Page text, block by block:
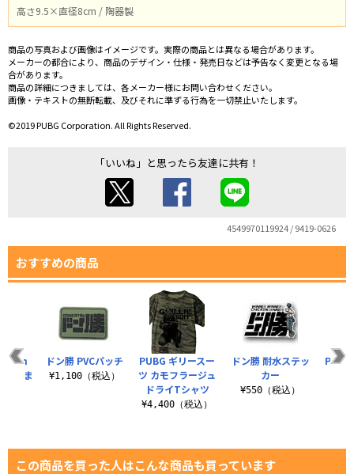
高さ9.5×直径8cm / 陶器製
商品の写真および画像はイメージです。実際の商品とは異なる場合があります。
メーカーの都合により、商品のデザイン・仕様・発売日などは予告なく変更となる場
合があります。
商品の詳細につきましては、各メーカー様にお問い合わせください。
画像・テキストの無断転載、及びそれに準ずる行為を一切禁止いたします。
©2019 PUBG Corporation. All Rights Reserved.
「いいね」と思ったら友達に共有！
4549970119924 / 9419-0626
おすすめの商品
PUBG ギリースー
ツ カモフラージュ
ドライTシャツ
¥4,400（税込）
ドン勝 耐水ステッ
カー
¥550（税込）
Pan
ルつま
ドン勝 PVCパッチ
¥1,100（税込）
この商品を買った人はこんな商品も買っています